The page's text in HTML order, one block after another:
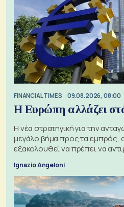
FINANCIAL TIMES 09.08.2026, 08:00
Η Ευρώπη αλλάζει
Η νέα στρατηγική για την
μεγάλο βήμα προς τα εμπρός,
εξακολουθεί να πρέπει να
Ignazio Angeloni